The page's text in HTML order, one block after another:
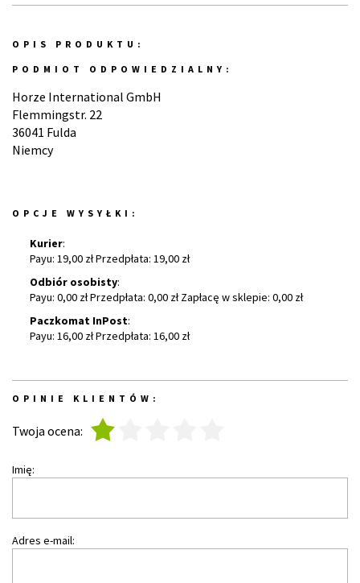
OPIS PRODUKTU:
PODMIOT ODPOWIEDZIALNY:
Horze International GmbH
Flemmingstr. 22
36041 Fulda
Niemcy
OPCJE WYSYŁKI:
Kurier:
Payu: 19,00 zł Przedpłata: 19,00 zł
Odbiór osobisty:
Payu: 0,00 zł Przedpłata: 0,00 zł Zapłacę w sklepie: 0,00 zł
Paczkomat InPost:
Payu: 16,00 zł Przedpłata: 16,00 zł
OPINIE KLIENTÓW:
Twoja ocena:
Imię:
Adres e-mail: